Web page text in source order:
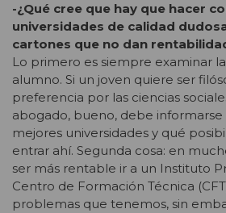
-¿Qué cree que hay que hacer
universidades de calidad
cartones que no dan
Lo primero es siempre examinar
alumno. Si un joven quiere ser
preferencia por las ciencias
abogado, bueno, debe informarse
mejores universidades y qué
entrar ahí. Segunda cosa: en
ser más rentable ir a un Instituto
Centro de Formación Técnica
problemas que tenemos, sin